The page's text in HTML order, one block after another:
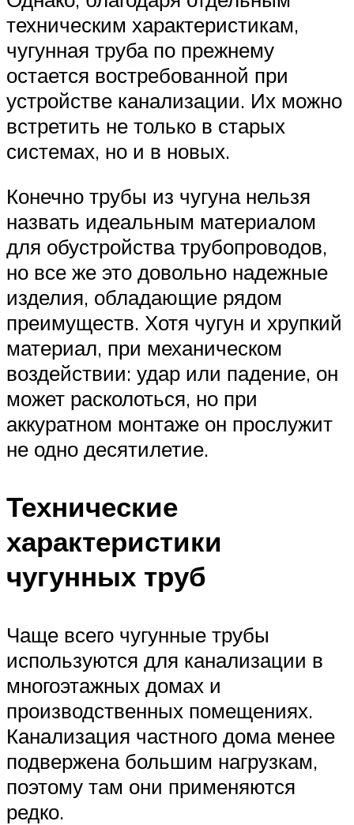
техническим характеристикам,
чугунная труба по прежнему
остается востребованной при
устройстве канализации. Их можно
встретить не только в старых
системах, но и в новых.
Конечно трубы из чугуна нельзя
назвать идеальным материалом
для обустройства трубопроводов,
но все же это довольно надежные
изделия, обладающие рядом
преимуществ. Хотя чугун и хрупкий
материал, при механическом
воздействии: удар или падение, он
может расколоться, но при
аккуратном монтаже он прослужит
не одно десятилетие.
Технические
характеристики
чугунных труб
Чаще всего чугунные трубы
используются для канализации в
многоэтажных домах и
производственных помещениях.
Канализация частного дома менее
подвержена большим нагрузкам,
поэтому там они применяются
редко.